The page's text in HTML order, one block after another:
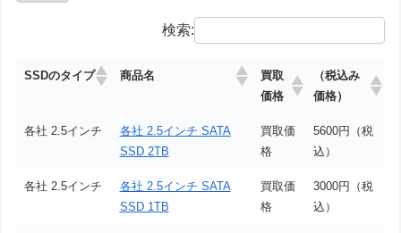
検索:
SSDのタイプ 商品名
買取
価格
（税込み
価格）
各社 2.5インチ
各社 2.5インチ SATA
SSD 2TB
買取価
格
5600円（税
込）
各社 2.5インチ
各社 2.5インチ SATA
SSD 1TB
買取価
格
3000円（税
込）